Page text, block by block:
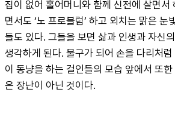
집이 없어 홀어머니와 함께 신전에 살면서
면서도 ‘노 프로블럼’ 하고 외치는 맑은 눈
들도 있다. 그들을 보면 삶과 인생과 자신
생각하게 된다. 불구가 되어 손을 다리처
이 동냥을 하는 걸인들의 모습 앞에서 또
은 장난이 아닌 것이다.